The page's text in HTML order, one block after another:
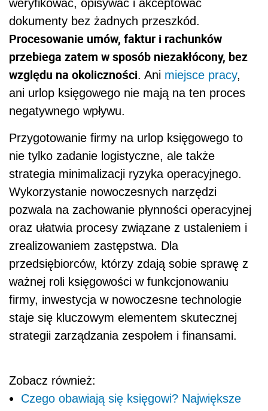
weryfikować, opisywać i akceptować
dokumenty bez żadnych przeszkód.
Procesowanie umów, faktur i rachunków
przebiega zatem w sposób niezakłócony, bez
względu na okoliczności. Ani miejsce pracy,
ani urlop księgowego nie mają na ten proces
negatywnego wpływu.
Przygotowanie firmy na urlop księgowego to
nie tylko zadanie logistyczne, ale także
strategia minimalizacji ryzyka operacyjnego.
Wykorzystanie nowoczesnych narzędzi
pozwala na zachowanie płynności operacyjnej
oraz ułatwia procesy związane z ustaleniem i
zrealizowaniem zastępstwa. Dla
przedsiębiorców, którzy zdają sobie sprawę z
ważnej roli księgowości w funkcjonowaniu
firmy, inwestycja w nowoczesne technologie
staje się kluczowym elementem skutecznej
strategii zarządzania zespołem i finansami.
Zobacz również:
Czego obawiają się księgowi? Największe